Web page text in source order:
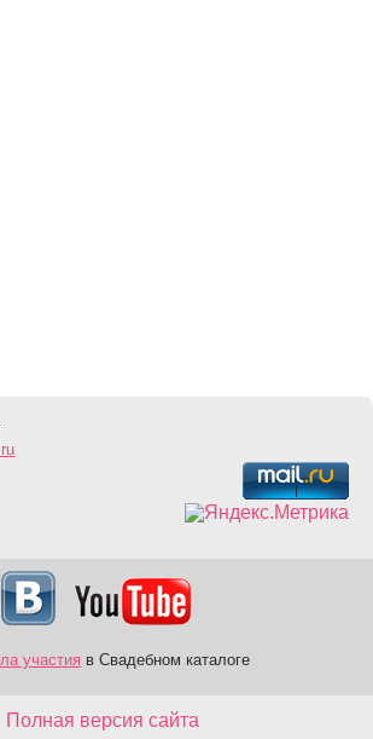
участия в Свадебном каталоге
Полная версия сайта